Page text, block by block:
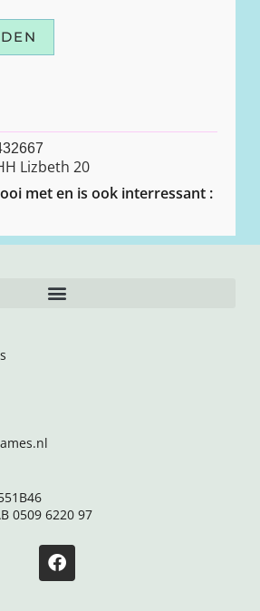
Lizbeth 20
met en is ook interressant :
0509 6220 97